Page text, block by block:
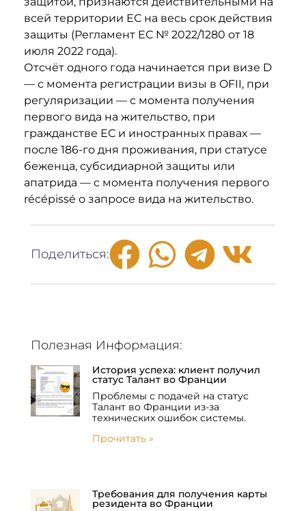
всей территории ЕС на весь срок действия
защиты (Регламент ЕС № 2022/1280 от 18
июля 2022 года).
Отсчёт одного года начинается при визе D
— с момента регистрации визы в OFII, при
регуляризации — с момента получения
первого вида на жительство, при
гражданстве ЕС и иностранных правах —
после 186-го дня проживания, при статусе
беженца, субсидиарной защиты или
апатрида — с момента получения первого
récépissé о запросе вида на жительство.
Поделиться:
Полезная Информация:
История успеха: клиент получил
статус Талант во Франции
Проблемы с подачей на статус
Талант во Франции из-за
технических ошибок системы.
Прочитать »
Требования для получения карты
резидента во Франции